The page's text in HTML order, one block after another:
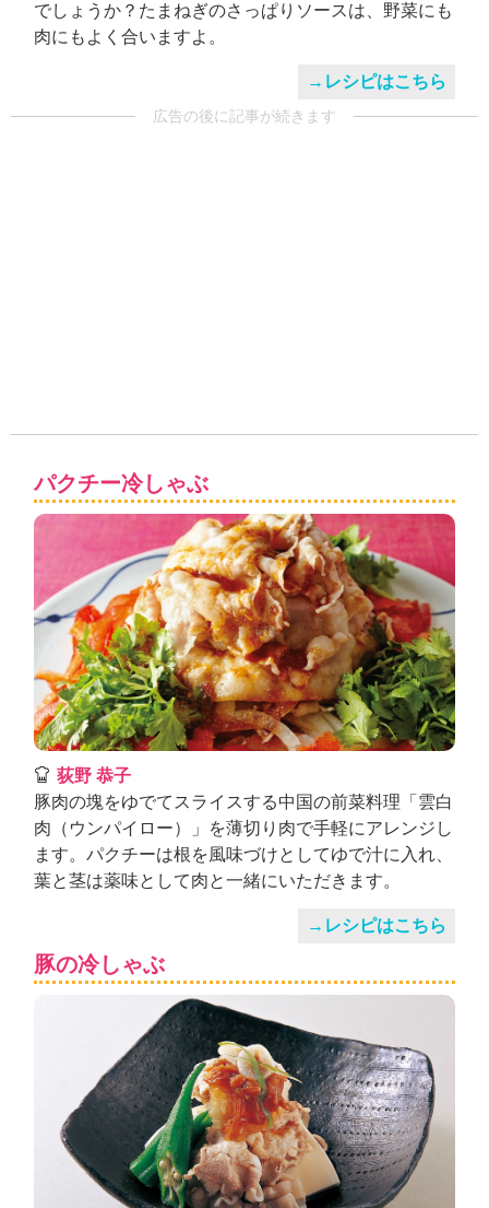
でしょうか？たまねぎのさっぱりソースは、野菜にも
肉にもよく合いますよ。
→レシピはこちら
広告の後に記事が続きます
パクチー冷しゃぶ
荻野 恭子
豚肉の塊をゆでてスライスする中国の前菜料理「雲白
肉（ウンパイロー）」を薄切り肉で手軽にアレンジし
ます。パクチーは根を風味づけとしてゆで汁に入れ、
葉と茎は薬味として肉と一緒にいただきます。
→レシピはこちら
豚の冷しゃぶ